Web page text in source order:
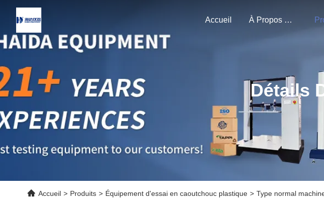
Accueil À Propos De Nous
Détails
Accueil > Produits > Équipement d'essai en caoutchouc plastique > Type normal